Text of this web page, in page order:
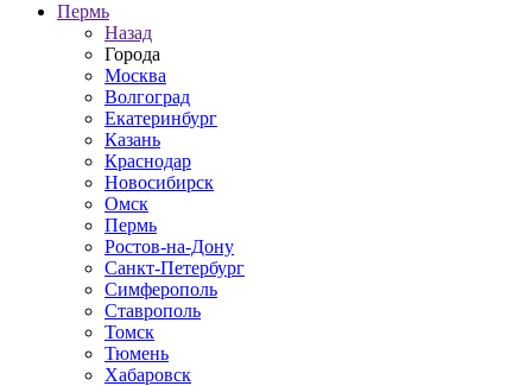
Пермь
Назад
Города
Москва
Волгоград
Екатеринбург
Казань
Краснодар
Новосибирск
Омск
Пермь
Ростов-на-Дону
Санкт-Петербург
Симферополь
Ставрополь
Томск
Тюмень
Хабаровск